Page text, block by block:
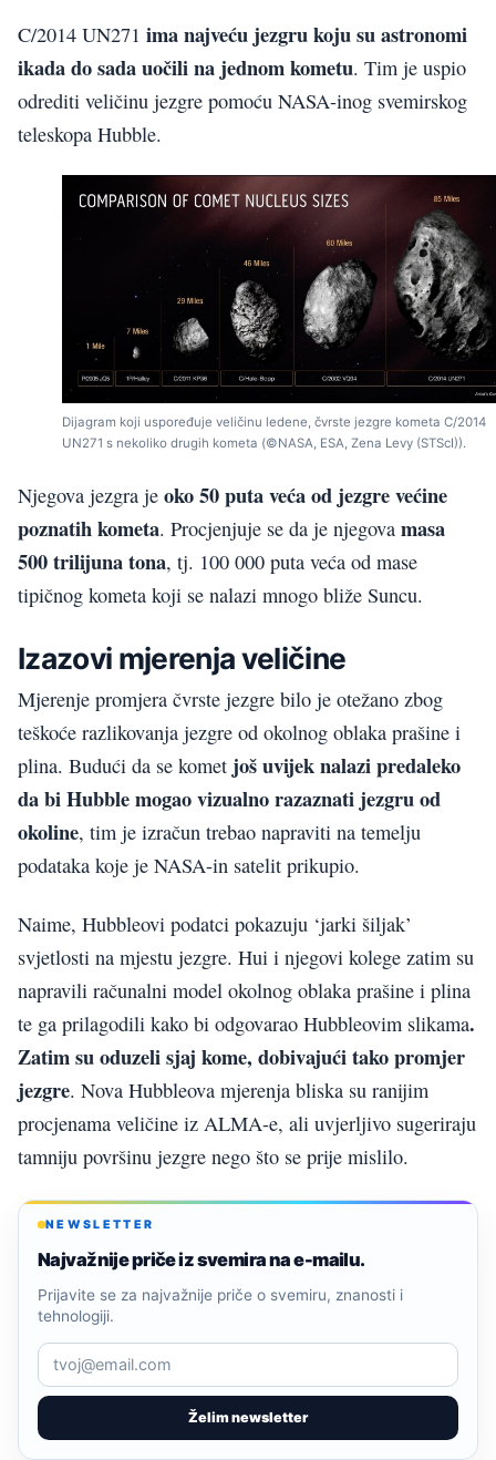
C/2014 UN271 ima najveću jezgru koju su astronomi
ikada do sada uočili na jednom kometu. Tim je uspio
odrediti veličinu jezgre pomoću NASA-inog svemirskog
teleskopa Hubble.
Dijagram koji uspoređuje veličinu ledene, čvrste jezgre kometa C/2014
UN271 s nekoliko drugih kometa (©NASA, ESA, Zena Levy (STScI)).
Njegova jezgra je oko 50 puta veća od jezgre većine
poznatih kometa. Procjenjuje se da je njegova masa
500 trilijuna tona, tj. 100 000 puta veća od mase
tipičnog kometa koji se nalazi mnogo bliže Suncu.
Izazovi mjerenja veličine
Mjerenje promjera čvrste jezgre bilo je otežano zbog
teškoće razlikovanja jezgre od okolnog oblaka prašine i
plina. Budući da se komet još uvijek nalazi predaleko
da bi Hubble mogao vizualno razaznati jezgru od
okoline, tim je izračun trebao napraviti na temelju
podataka koje je NASA-in satelit prikupio.
Naime, Hubbleovi podatci pokazuju ‘jarki šiljak’
svjetlosti na mjestu jezgre. Hui i njegovi kolege zatim su
napravili računalni model okolnog oblaka prašine i plina
te ga prilagodili kako bi odgovarao Hubbleovim slikama.
Zatim su oduzeli sjaj kome, dobivajući tako promjer
jezgre. Nova Hubbleova mjerenja bliska su ranijim
procjenama veličine iz ALMA-e, ali uvjerljivo sugeriraju
tamniju površinu jezgre nego što se prije mislilo.
NEWSLETTER
Najvažnije priče iz svemira na e-mailu.
Želim newsletter
Prijavite se za najvažnije priče o svemiru, znanosti i
tehnologiji.